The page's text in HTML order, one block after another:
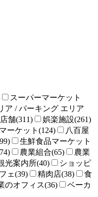
スーパーマーケット
ア / パーキング エリア
店舗(311)
娯楽施設(261)
マーケット(124)
八百屋
生鮮食品マーケット
農業組合(65)
農業
光案内所(40)
ショッピ
ェ(39) 精肉店(38)
食
のオフィス(36)
ベーカ